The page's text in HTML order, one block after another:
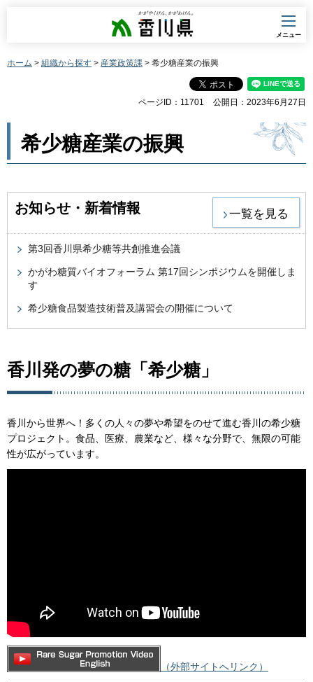
香川県
メニュー
ホーム > 組織から探す > 産業政策課 > 希少糖産業の振興
ページID：11701 公開日：2023年6月27日
希少糖産業の振興
お知らせ・新着情報 一覧を見る
第3回香川県希少糖等共創推進会議
かがわ糖質バイオフォーラム 第17回シンポジウムを開催しま
す
希少糖食品製造技術普及講習会の開催について
香川発の夢の糖「希少糖」
香川から世界へ！多くの人々の夢や希望をのせて進む香川の希少糖
プロジェクト。食品、医療、農業など、様々な分野で、無限の可能
性が広がっています。
（外部サイトへリンク）